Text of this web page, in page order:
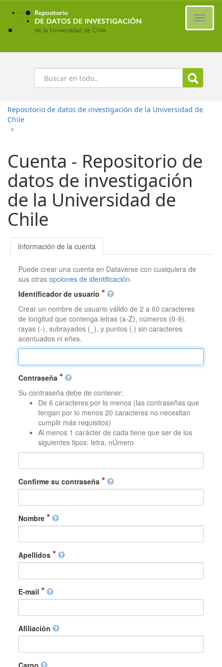
Ir
contenido
principal
Buscar
Repositorio de datos de investigación de la Universidad de
Chile
>
Cuenta - Repositorio de
datos de investigación
de la Universidad de
Chile
Información de la cuenta
Puede crear una cuenta en Dataverse con cualquiera de
sus otrasopciones de identificación.
Identificador de usuario
Crear un nombre de usuario válido de 2 a 60 caracteres
de longitud que contenga letras (a-Z), números (0-9),
rayas (-), subrayados (_), y puntos (.) sin caracteres
acentuados ni eñes.
Contraseña
Su contraseña debe de contener:
De 6 caracteres por lo menos (las contraseñas que
tengan por lo menos 20 caracteres no necesitan
cumplir más requisitos)
Al menos 1 carácter de cada tiene que ser de los
siguientes tipos: letra, nÚmero
Confirme su contraseña
Nombre
Apellidos
E-mail
Afiliación
Cargo